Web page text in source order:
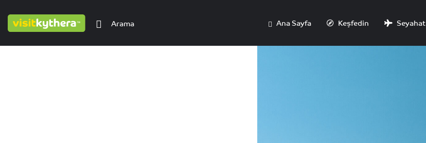
Ana Sayfa Keşfedin Seyahat